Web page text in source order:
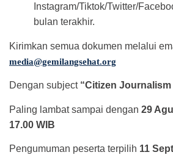
Instagram/Tiktok/Twitter/
bulan terakhir.
Kirimkan semua dokumen melalui
media@gemilangsehat.org
Dengan subject “Citizen
Paling lambat sampai dengan 29
17.00 WIB
Pengumuman peserta terpilih 11